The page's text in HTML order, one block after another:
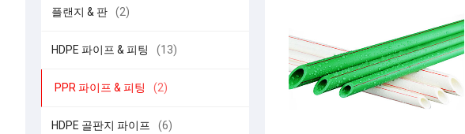
플랜지 & 판 (2)
HDPE 파이프 & 피팅 (13)
PPR 파이프 & 피팅 (2)
HDPE 골판지 파이프 (6)